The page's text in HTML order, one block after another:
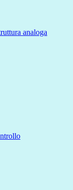
analoga